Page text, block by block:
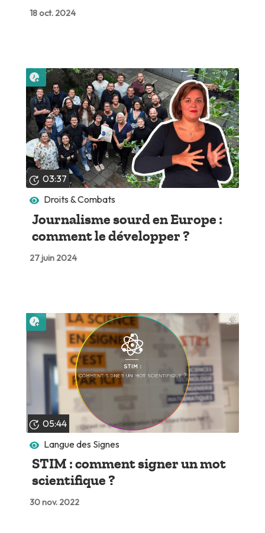
18 oct. 2024
03:37
Droits & Combats
Journalisme sourd en Europe :
comment le développer ?
27 juin 2024
Lire plus tard
05:44
Langue des Signes
STIM : comment signer un mot
scientifique ?
30 nov. 2022
Lire plus tard